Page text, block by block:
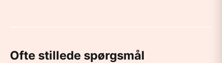
Ofte stillede spørgsmål